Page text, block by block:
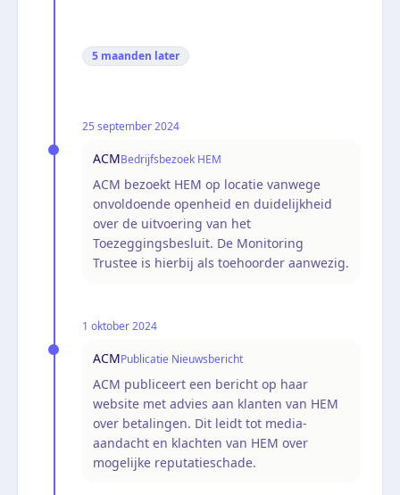
5 maanden later
25 september 2024
ACMBedrijfsbezoek HEM
ACM bezoekt HEM op locatie vanwege
onvoldoende openheid en duidelijkheid
over de uitvoering van het
Toezeggingsbesluit. De Monitoring
Trustee is hierbij als toehoorder aanwezig.
1 oktober 2024
ACMPublicatie Nieuwsbericht
ACM publiceert een bericht op haar
website met advies aan klanten van HEM
over betalingen. Dit leidt tot media-
aandacht en klachten van HEM over
mogelijke reputatieschade.